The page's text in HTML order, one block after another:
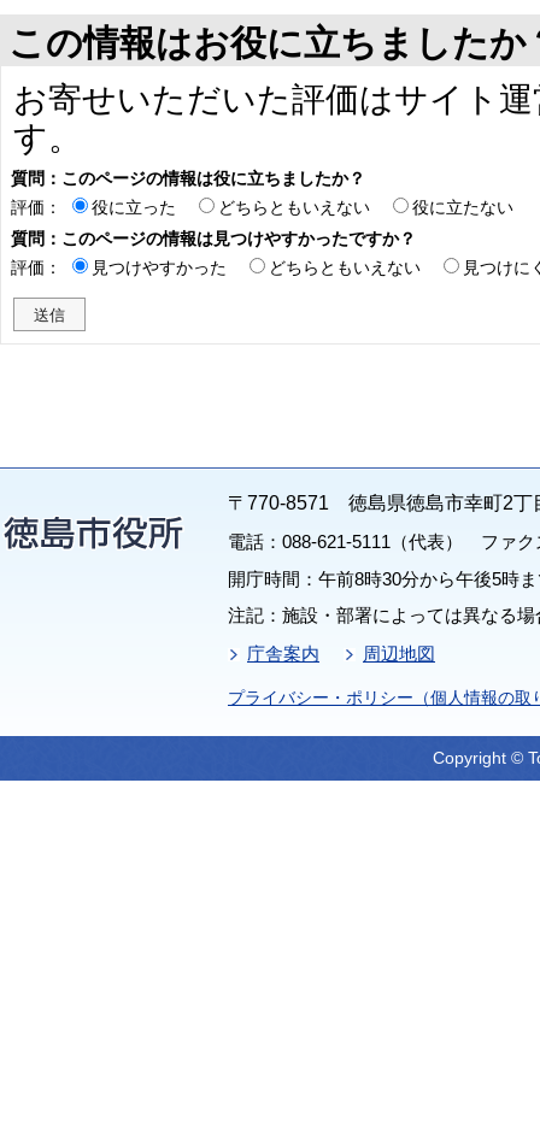
この情報はお役に立ちましたか
お寄せいただいた評価はサイト
す。
質問：このページの情報は役に立ちましたか？
評価：
役に立った どちらともいえない
役に立たない
質問：このページの情報は見つけやすかったですか？
評価：
見つけやすかった どちらともいえない 見つけに
〒770-8571 徳島県徳島市幸町2丁
電話：088-621-5111（代表） ファク
開庁時間：午前8時30分から午後5時
注記：施設・部署によっては異なる
庁舎案内
周辺地図
プライバシー・ポリシー（個人情報の取
Copyright ©